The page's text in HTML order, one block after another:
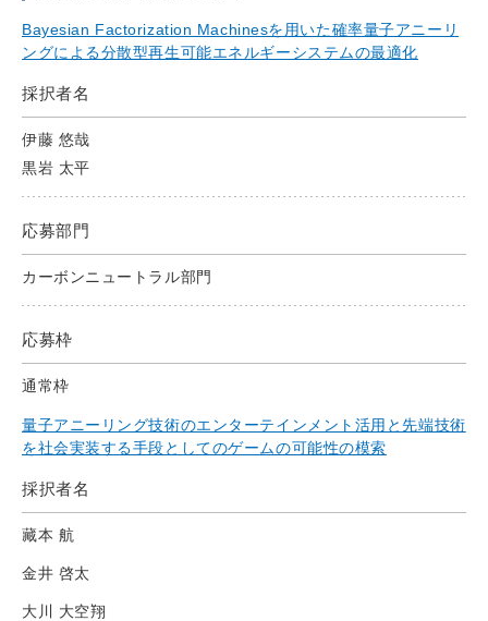
Bayesian Factorization Machinesを用いた確率量子アニーリ
ングによる分散型再生可能エネルギーシステムの最適化
採択者名
伊藤 悠哉
黒岩 太平
応募部門
カーボンニュートラル部門
応募枠
通常枠
量子アニーリング技術のエンターテインメント活用と先端技術
を社会実装する手段としてのゲームの可能性の模索
採択者名
藏本 航
金井 啓太
大川 大空翔